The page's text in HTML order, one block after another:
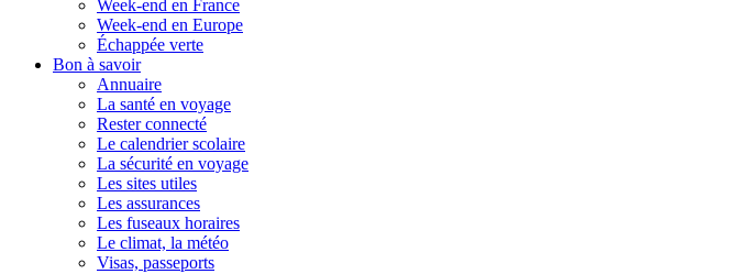
Week-end en France
Week-end en Europe
Échappée verte
Bon à savoir
Annuaire
La santé en voyage
Rester connecté
Le calendrier scolaire
La sécurité en voyage
Les sites utiles
Les assurances
Les fuseaux horaires
Le climat, la météo
Visas, passeports